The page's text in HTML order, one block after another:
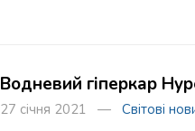
Водневий гіперкар
27 січня 2021 — Світові